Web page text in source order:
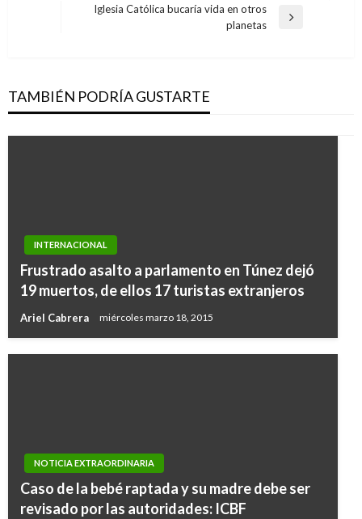
Iglesia Católica bucaría vida en otros
planetas
TAMBIÉN PODRÍA GUSTARTE
INTERNACIONAL
Frustrado asalto a parlamento en Túnez dejó
19 muertos, de ellos 17 turistas extranjeros
Ariel Cabrera miércoles marzo 18, 2015
NOTICIA EXTRAORDINARIA
Caso de la bebé raptada y su madre debe ser
revisado por las autoridades: ICBF
Desarticulada red de tráfico de personas